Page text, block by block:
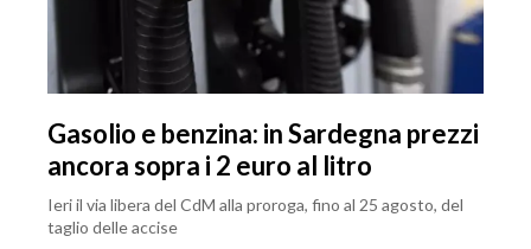
Gasolio e benzina: in Sardegna prezzi
ancora sopra i 2 euro al litro
Ieri il via libera del CdM alla proroga, fino al 25 agosto, del
taglio delle accise